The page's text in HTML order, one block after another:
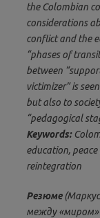
the Colombian
considerations
conflict and the
“phases of
between
victimizer” is
but also to
“pedagogical
Keywords:
education,
reintegration
Резюме
между «миром»